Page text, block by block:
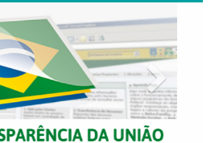
PESAR E LUTO OFICIAL
em: 9 de junho de 2026
– 2026
em: 14 de maio de 2026